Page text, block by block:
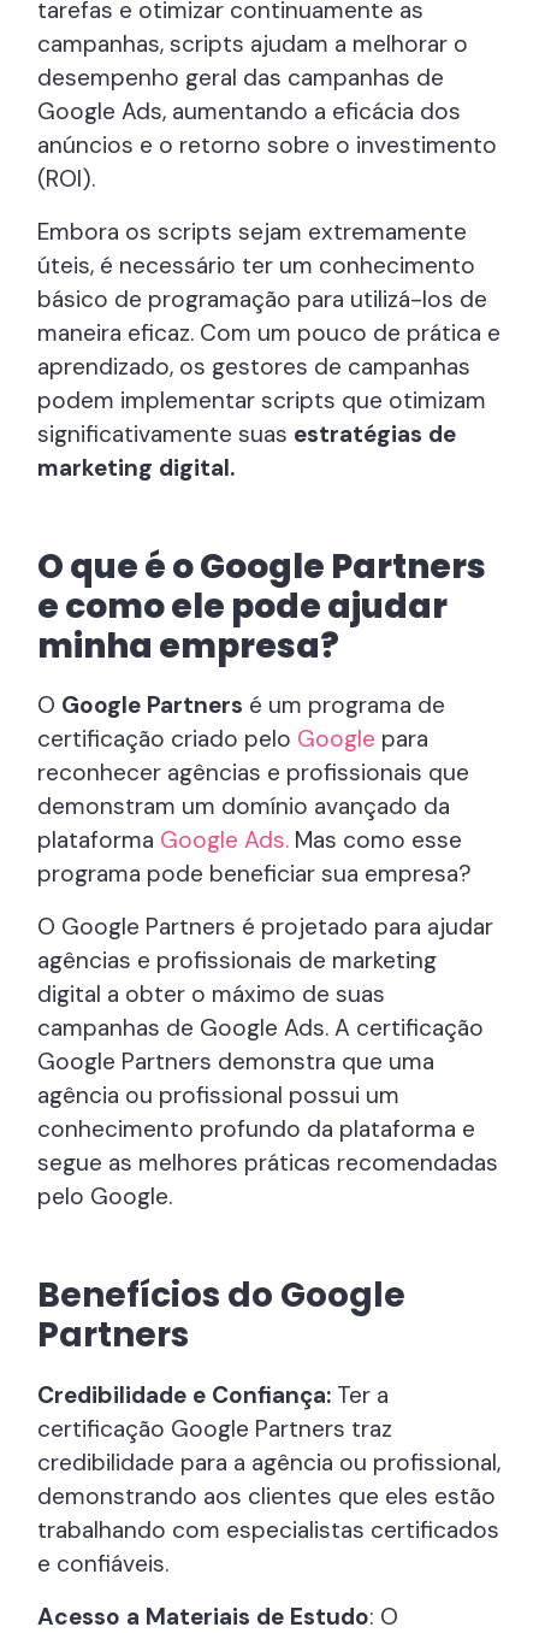
tarefas e otimizar continuamente as
campanhas, scripts ajudam a melhorar o
desempenho geral das campanhas de
Google Ads, aumentando a eficácia dos
anúncios e o retorno sobre o investimento
(ROI).
Embora os scripts sejam extremamente
úteis, é necessário ter um conhecimento
básico de programação para utilizá-los de
maneira eficaz. Com um pouco de prática e
aprendizado, os gestores de campanhas
podem implementar scripts que otimizam
significativamente suas estratégias de
marketing digital.
O que é o Google Partners
e como ele pode ajudar
minha empresa?
O Google Partners é um programa de
certificação criado pelo Google para
reconhecer agências e profissionais que
demonstram um domínio avançado da
plataforma Google Ads. Mas como esse
programa pode beneficiar sua empresa?
O Google Partners é projetado para ajudar
agências e profissionais de marketing
digital a obter o máximo de suas
campanhas de Google Ads. A certificação
Google Partners demonstra que uma
agência ou profissional possui um
conhecimento profundo da plataforma e
segue as melhores práticas recomendadas
pelo Google.
Benefícios do Google
Partners
Credibilidade e Confiança: Ter a
certificação Google Partners traz
credibilidade para a agência ou profissional,
demonstrando aos clientes que eles estão
trabalhando com especialistas certificados
e confiáveis.
Acesso a Materiais de Estudo: O